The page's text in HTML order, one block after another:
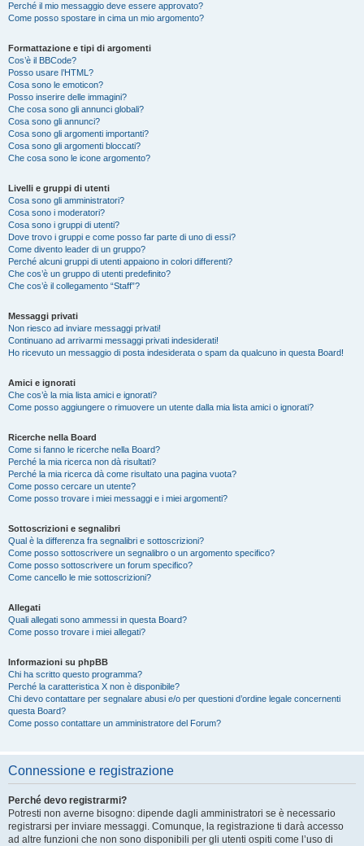
Perché il mio messaggio deve essere approvato?
Come posso spostare in cima un mio argomento?
Formattazione e tipi di argomenti
Cos’è il BBCode?
Posso usare l’HTML?
Cosa sono le emoticon?
Posso inserire delle immagini?
Che cosa sono gli annunci globali?
Cosa sono gli annunci?
Cosa sono gli argomenti importanti?
Cosa sono gli argomenti bloccati?
Che cosa sono le icone argomento?
Livelli e gruppi di utenti
Cosa sono gli amministratori?
Cosa sono i moderatori?
Cosa sono i gruppi di utenti?
Dove trovo i gruppi e come posso far parte di uno di essi?
Come divento leader di un gruppo?
Perché alcuni gruppi di utenti appaiono in colori differenti?
Che cos’è un gruppo di utenti predefinito?
Che cos’è il collegamento “Staff”?
Messaggi privati
Non riesco ad inviare messaggi privati!
Continuano ad arrivarmi messaggi privati indesiderati!
Ho ricevuto un messaggio di posta indesiderata o spam da qualcuno in questa Board!
Amici e ignorati
Che cos’è la mia lista amici e ignorati?
Come posso aggiungere o rimuovere un utente dalla mia lista amici o ignorati?
Ricerche nella Board
Come si fanno le ricerche nella Board?
Perché la mia ricerca non dà risultati?
Perché la mia ricerca dà come risultato una pagina vuota?
Come posso cercare un utente?
Come posso trovare i miei messaggi e i miei argomenti?
Sottoscrizioni e segnalibri
Qual è la differenza fra segnalibri e sottoscrizioni?
Come posso sottoscrivere un segnalibro o un argomento specifico?
Come posso sottoscrivere un forum specifico?
Come cancello le mie sottoscrizioni?
Allegati
Quali allegati sono ammessi in questa Board?
Come posso trovare i miei allegati?
Informazioni su phpBB
Chi ha scritto questo programma?
Perché la caratteristica X non è disponibile?
Chi devo contattare per segnalare abusi e/o per questioni d’ordine legale concernenti
questa Board?
Come posso contattare un amministratore del Forum?
Connessione e registrazione
Perché devo registrarmi?
Potresti non averne bisogno: dipende dagli amministratori se è necessario
registrarsi per inviare messaggi. Comunque, la registrazione ti darà accesso
ad altre funzioni che non sono disponibili per gli utenti ospiti come l’uso di